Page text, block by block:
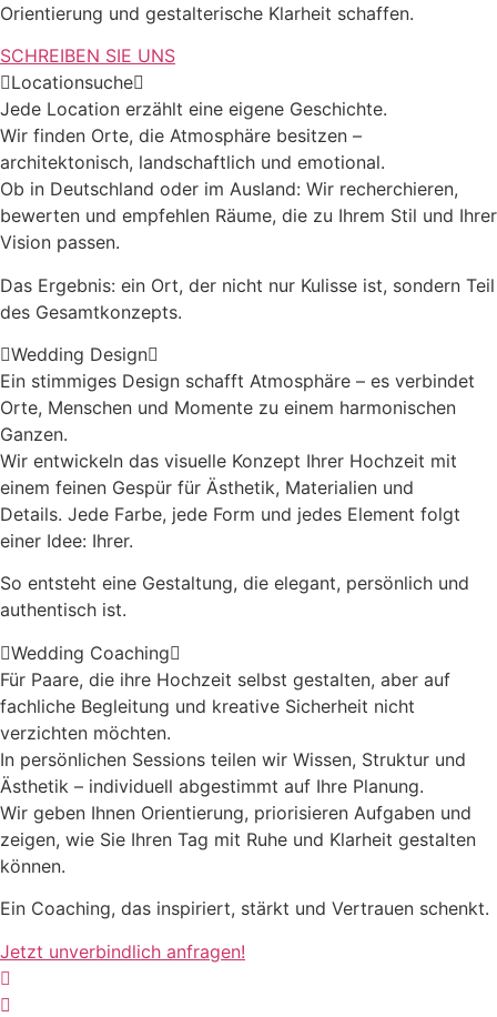
Orientierung und gestalterische Klarheit schaffen.
SCHREIBEN SIE UNS
Locationsuche
Jede Location erzählt eine eigene Geschichte.
Wir finden Orte, die Atmosphäre besitzen –
architektonisch, landschaftlich und emotional.
Ob in Deutschland oder im Ausland: Wir recherchieren,
bewerten und empfehlen Räume, die zu Ihrem Stil und Ihrer
Vision passen.
Das Ergebnis: ein Ort, der nicht nur Kulisse ist, sondern Teil
des Gesamtkonzepts.
Wedding Design
Ein stimmiges Design schafft Atmosphäre – es verbindet
Orte, Menschen und Momente zu einem harmonischen
Ganzen.
Wir entwickeln das visuelle Konzept Ihrer Hochzeit mit
einem feinen Gespür für Ästhetik, Materialien und
Details. Jede Farbe, jede Form und jedes Element folgt
einer Idee: Ihrer.
So entsteht eine Gestaltung, die elegant, persönlich und
authentisch ist.
Wedding Coaching
Für Paare, die ihre Hochzeit selbst gestalten, aber auf
fachliche Begleitung und kreative Sicherheit nicht
verzichten möchten.
In persönlichen Sessions teilen wir Wissen, Struktur und
Ästhetik – individuell abgestimmt auf Ihre Planung.
Wir geben Ihnen Orientierung, priorisieren Aufgaben und
zeigen, wie Sie Ihren Tag mit Ruhe und Klarheit gestalten
können.
Ein Coaching, das inspiriert, stärkt und Vertrauen schenkt.
Jetzt unverbindlich anfragen!